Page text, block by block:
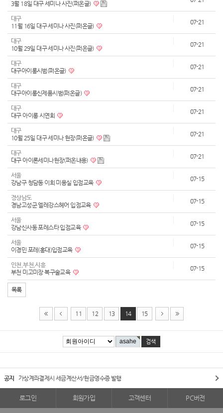
3월 18일 대구 세미나 사진(퍼온글)
대구
11월 16일 대구 세미나 사진(퍼온글)
07-21
대구
10월 29일 대구 세미나 사진(퍼온글)
07-21
대구
대구아이롱시범(퍼온글)
07-21
대구
대구아이롱신제품시범(퍼온글)
07-21
대구
대구 아이롱 시연회
07-21
대구
10월 25일 대구 세미나 현장(퍼온글)
07-21
대구
대구 아이론세미나현장(퍼온내용)
07-21
서울
강남구 청담동 이희 미용실 입점교육
07-15
경상남도
경남고성군 엘레강스헤어 입점교육
07-15
서울
강남신사동 포레스타 입점교육
07-15
서울
이경민 포레(홍대)입점교육
07-15
인천,부천,시흥
부천 미고미장 복구술교육
07-15
목록
11 12 13 14 15
공지 가상계좌결제시 세금계산서/현금영수증 발행
로그인 회원가입 고객센터 PC버전